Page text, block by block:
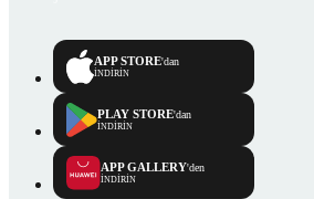
APP STORE'dan
İNDİRİN
PLAY STORE'dan
İNDİRİN
APP GALLERY'den
İNDİRİN